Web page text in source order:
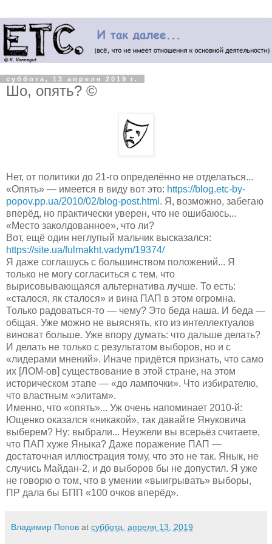
суббота, 13 апреля 2019 г.
Шо, опять? ©
Нет, от политики до 21-го определённо не отделаться...
«Опять» — имеется в виду вот это: https://blog.etc-by-
popov.pp.ua/2010/02/blog-post.html. Я, возможно, забегаю
вперёд, но практически уверен, что не ошибаюсь...
«Место заколдованное», что ли?
Вот, ещё один неглупый мальчик высказался:
https://site.ua/fulmakht.vadym/19374/
Я даже соглашусь с большинством положений... Я
только не могу согласиться с тем, что
вырисовывающаяся альтернатива лучше. То есть:
«сталося, як сталося» и вина ПАП в этом огромна.
Только радоваться-то — чему? Это беда наша. И беда —
общая. Уже можно не выяснять, кто из интеллектуалов
виноват больше. Уже впору думать: что дальше делать?
И делать не только с результатом выборов, но и с
«лидерами мнений». Иначе придётся признать, что само
их [ЛОМ-ов] существование в этой стране, на этом
историческом этапе — «до лампочки». Что избирателю,
что властным «элитам».
Именно, что «опять»... Уж очень напоминает 2010-й:
Ющенко оказался «никакой», так давайте Януковича
выберем? Ну: выбрали... Неужели вы всерьёз считаете,
что ПАП хуже Яныка? Даже поражение ПАП —
достаточная иллюстрация тому, что это не так. Янык, не
случись Майдан-2, и до выборов бы не допустил. Я уже
не говорю о том, что в умении «выигрывать» выборы,
ПР дала бы БПП «100 очков вперёд».
Владимир Попов at суббота, апреля 13, 2019